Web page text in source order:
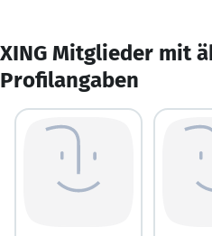
XING Mitglieder mit
Profilangaben